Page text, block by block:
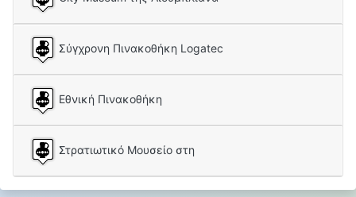
Σύγχρονη Πινακοθήκη Logatec
Εθνική Πινακοθήκη
Στρατιωτικό Μουσείο στη